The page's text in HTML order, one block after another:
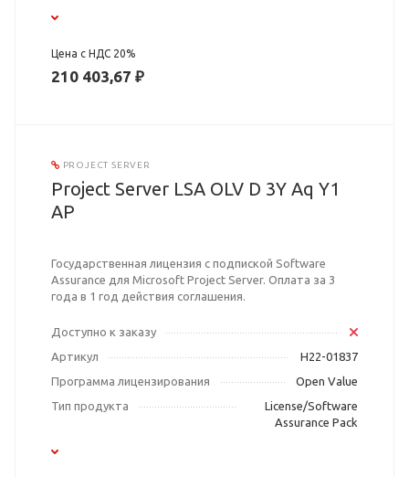
Цена с НДС 20%
210 403,67 ₽
PROJECT SERVER
Project Server LSA OLV D 3Y Aq Y1
AP
Государственная лицензия с подпиской Software
Assurance для Microsoft Project Server. Оплата за 3
года в 1 год действия соглашения.
Доступно к заказу
Артикул
H22-01837
Программа лицензирования
Open Value
Тип продукта
License/Software
Assurance Pack